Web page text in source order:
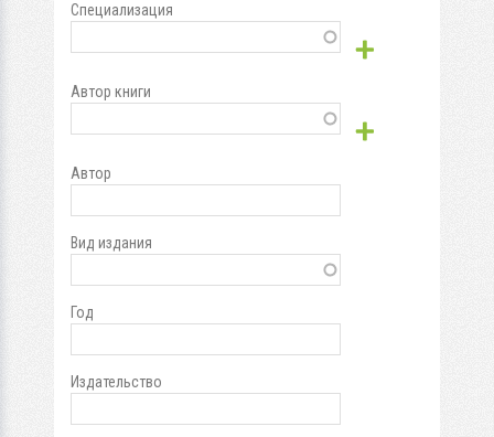
Специализация
Автор книги
Автор
Вид издания
Год
Издательство